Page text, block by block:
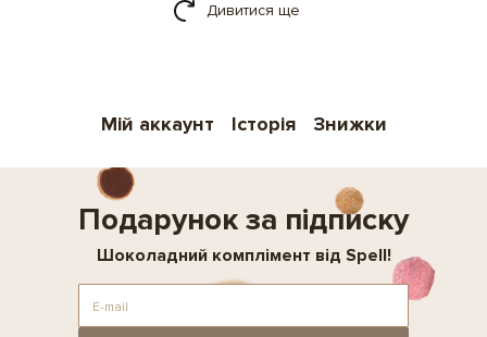
Дивитися ще
Мій аккаунт Історія Знижки
Подарунок за підписку
Шоколадний комплімент від Spell!